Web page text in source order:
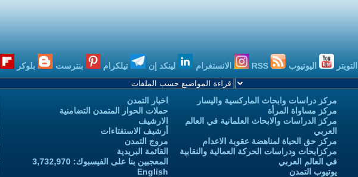
التويتر اليوتيوب الانستغرام لينكد إن تيلكرام بنترست بلوكر
مركز دراسات وابحاث الماركسية واليسار
مركز مساواة المرأة
مركز الدراسات والابحاث العلمانية في العالم
العربي
مركز حق الحياة لمناهضة عقوبة الاعدام
مركزابحاث ودراسات الحركة العمالية والنقابية
في العالم العربي
يوتيوب التمدن
اخبار التمدن
حملات الحوار المتمدن التضامنية
الارشيف
أرشيف الاستفتاءات
مروج التمدن
القائمة البريدية
المعجبين بنا على الفيسبوك: 3,732,970
English